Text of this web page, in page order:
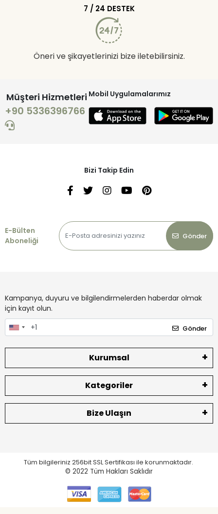
7 / 24 DESTEK
Öneri ve şikayetlerinizi bize iletebilirsiniz.
Müşteri Hizmetleri
+90 5336396766
Mobil Uygulamalarımız
Bizi Takip Edin
E-Bülten
Aboneliği
Gönder
Kampanya, duyuru ve bilgilendirmelerden haberdar olmak
için kayıt olun.
Gönder
Kurumsal
Kategoriler
Bize Ulaşın
Tüm bilgileriniz 256bit SSL Sertifikası ile korunmaktadır.
© 2022 Tüm Hakları Saklıdır